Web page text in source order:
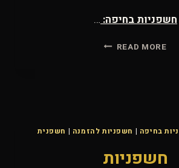
חשפניות בחיפה:…
READ MORE חשפניות
בחיפה | חשפניות להזמנה | חשפנית
חשפניות